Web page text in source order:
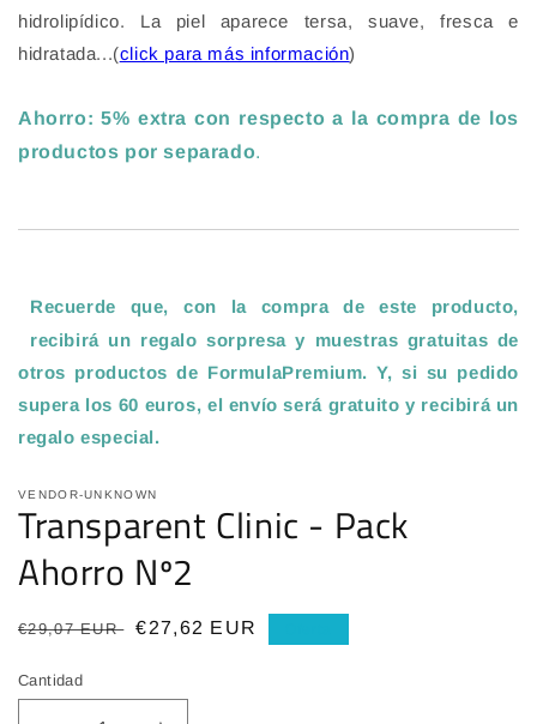
hidrolipídico. La piel aparece tersa, suave, fresca e
hidratada...(click para más información)
Ahorro: 5% extra con respecto a la compra de los
productos por separado.
Recuerde que, con la compra de este producto,
recibirá un regalo sorpresa y muestras gratuitas de
otros productos de FormulaPremium. Y, si su pedido
supera los 60 euros, el envío será gratuito y recibirá un
regalo especial.
VENDOR-UNKNOWN
Transparent Clinic - Pack
Ahorro Nº2
Precio
€29,07 EUR
Precio
€27,62 EUR
Cantidad